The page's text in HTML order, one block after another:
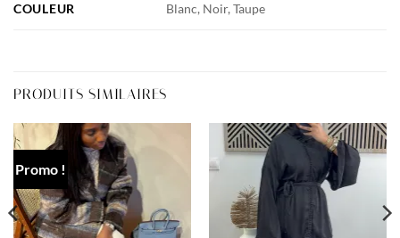
COULEUR Blanc, Noir, Taupe
PRODUITS SIMILAIRES
Promo !